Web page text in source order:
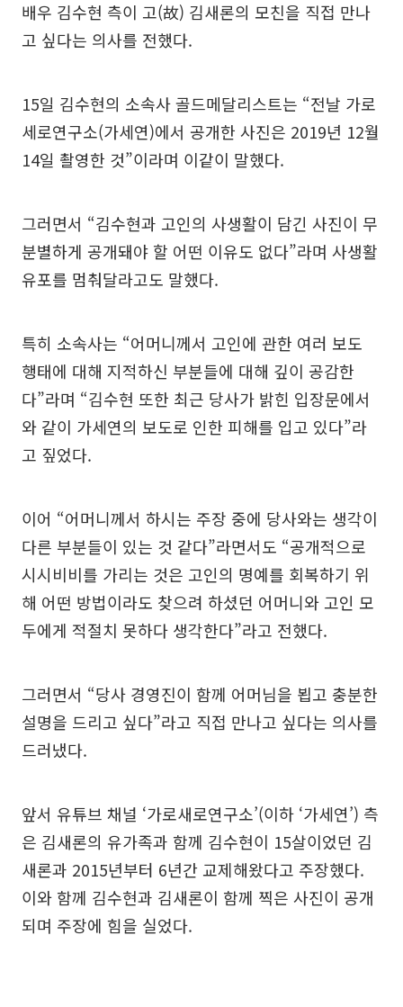
배우 김수현 측이 고(故) 김새론의 모친을 직접 만나
고 싶다는 의사를 전했다.
15일 김수현의 소속사 골드메달리스트는 “전날 가로
세로연구소(가세연)에서 공개한 사진은 2019년 12월
14일 촬영한 것”이라며 이같이 말했다.
그러면서 “김수현과 고인의 사생활이 담긴 사진이 무
분별하게 공개돼야 할 어떤 이유도 없다”라며 사생활
유포를 멈춰달라고도 말했다.
특히 소속사는 “어머니께서 고인에 관한 여러 보도
행태에 대해 지적하신 부분들에 대해 깊이 공감한
다”라며 “김수현 또한 최근 당사가 밝힌 입장문에서
와 같이 가세연의 보도로 인한 피해를 입고 있다”라
고 짚었다.
이어 “어머니께서 하시는 주장 중에 당사와는 생각이
다른 부분들이 있는 것 같다”라면서도 “공개적으로
시시비비를 가리는 것은 고인의 명예를 회복하기 위
해 어떤 방법이라도 찾으려 하셨던 어머니와 고인 모
두에게 적절치 못하다 생각한다”라고 전했다.
그러면서 “당사 경영진이 함께 어머님을 뵙고 충분한
설명을 드리고 싶다”라고 직접 만나고 싶다는 의사를
드러냈다.
앞서 유튜브 채널 ‘가로새로연구소’(이하 ‘가세연’) 측
은 김새론의 유가족과 함께 김수현이 15살이었던 김
새론과 2015년부터 6년간 교제해왔다고 주장했다.
이와 함께 김수현과 김새론이 함께 찍은 사진이 공개
되며 주장에 힘을 실었다.